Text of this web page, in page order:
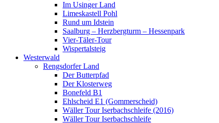
Im Usinger Land
Limeskastell Pohl
Rund um Idstein
Saalburg – Herzbergturm – Hessenpark
Vier-Täler-Tour
Wispertalsteig
Westerwald
Rengsdorfer Land
Der Butterpfad
Der Klosterweg
Bonefeld B1
Ehlscheid E1 (Gommerscheid)
Wäller Tour Iserbachschleife (2016)
Wäller Tour Iserbachschleife